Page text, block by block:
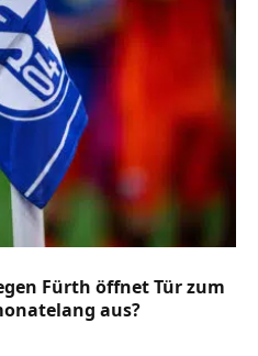
Fürth öffnet Tür zum
aus?